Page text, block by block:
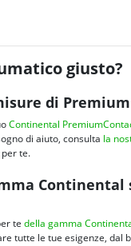
giusto?
di
Continental
di aiuto, consulta la
te.
Continental
te della gamma
tutte le tue esigenze, dal